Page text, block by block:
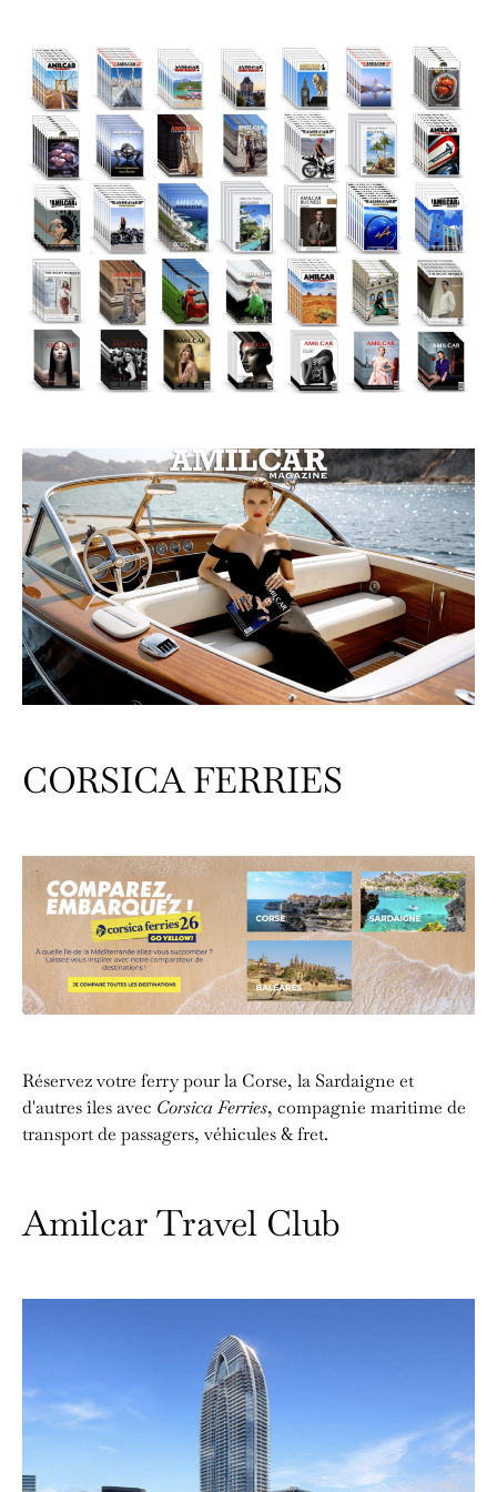
CORSICA FERRIES
Réservez votre ferry pour la Corse, la Sardaigne et
d'autres îles avec Corsica Ferries, compagnie maritime de
transport de passagers, véhicules & fret.
Amilcar Travel Club